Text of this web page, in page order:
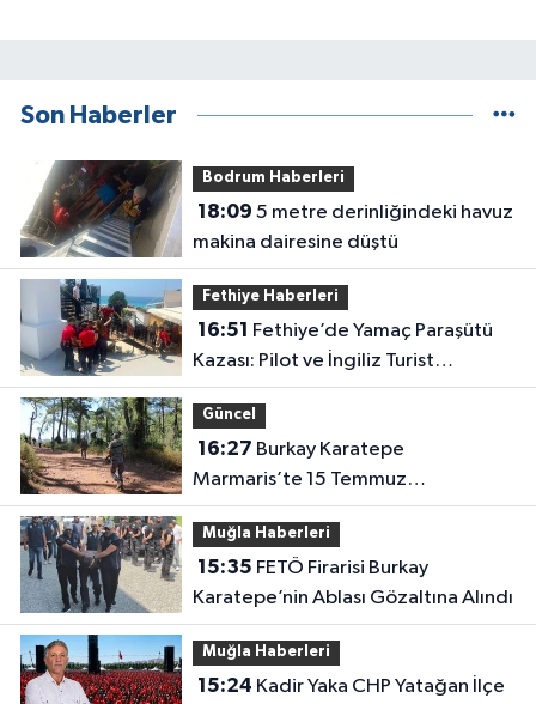
Son Haberler
Bodrum Haberleri
18:09
makina dairesine düştü
Fethiye Haberleri
16:51
Kazası: Pilot ve İngiliz Turist
Yaralandı
Güncel
16:27
Marmaris’te 15 Temmuz
güzergâhını gösteriyor
Muğla Haberleri
15:35
Karatepe’nin Ablası Gözaltına Alındı
Muğla Haberleri
15:24